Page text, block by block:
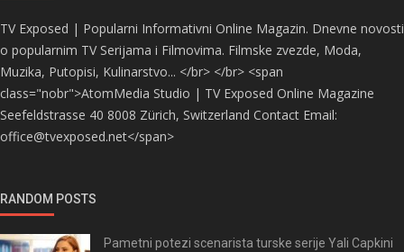
TV Exposed | Popularni Informativni Online Magazin. Dnevne novosti
o popularnim TV Serijama i Filmovima. Filmske zvezde, Moda,
Muzika, Putopisi, Kulinarstvo... </br> </br> <span
class="nobr">AtomMedia Studio | TV Exposed Online Magazine
Seefeldstrasse 40 8008 Zürich, Switzerland Contact Email:
office@tvexposed.net</span>
RANDOM POSTS
Pametni potezi scenarista turske serije Yali Capkini